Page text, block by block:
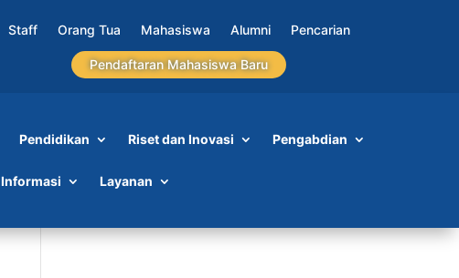
Staff Orang Tua Mahasiswa Alumni Pencarian
Pendaftaran Mahasiswa Baru
Pendidikan Riset dan Inovasi Pengabdian
Informasi Layanan